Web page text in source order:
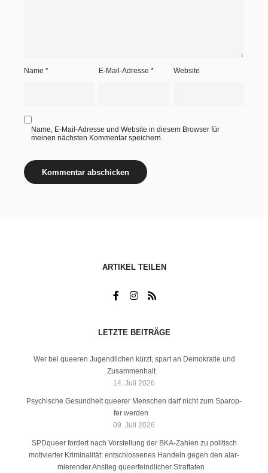
Name * E-Mail-Adresse* Website
Name, E-Mail-Adresse und Website in diesem Browser für
meinen nächsten Kommentar speichern.
ARTI­KEL TEILEN
LETZ­TE BEITRÄGE
Wer bei quee­ren Jugend­li­chen kürzt, spart an Demo­kra­tie und
Zusammenhalt
14. Juli 2026
Psy­chi­sche Gesund­heit quee­rer Men­schen darf nicht zum Spar­op­
fer werden
09. Juli 2026
SPDque­er for­dert nach Vor­stel­lung der BKA-Zah­len zu poli­tisch
moti­vier­ter Kri­mi­na­li­tät: ent­schlos­se­nes Han­deln gegen den alar­
mie­ren­der Anstieg que­er­feind­li­cher Straftaten